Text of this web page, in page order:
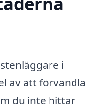
i
av att förvandla
du inte hittar